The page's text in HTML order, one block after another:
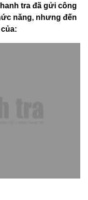
tra đã gửi công
năng, nhưng đến